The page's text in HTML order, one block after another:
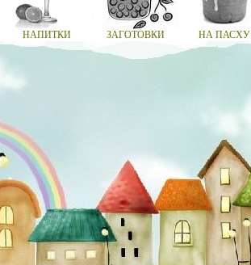
НАПИТКИ ЗАГОТОВКИ НА ПАСХУ